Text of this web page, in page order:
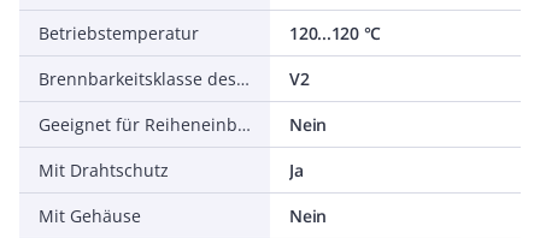
Betriebstemperatur
120...120 °C
Brennbarkeitsklasse des Isolierstoffs nach UL94
V2
Geeignet für Reiheneinbau
Nein
Mit Drahtschutz
Ja
Mit Gehäuse
Nein